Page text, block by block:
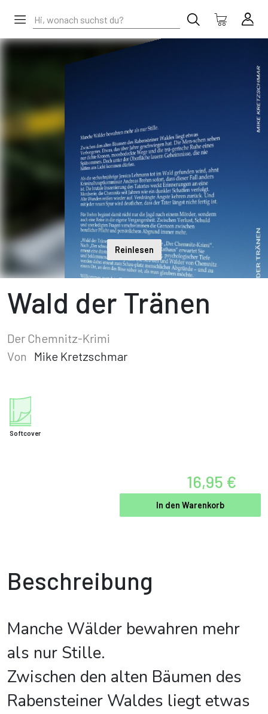
Reinlesen
Wald der Tränen
Der Chemnitz-Krimi
Von
Mike Kretzschmar
Softcover
16,95 €
In den Warenkorb
Beschreibung
Manche Wälder bewahren mehr
als nur Stille.
Zwischen den alten Bäumen des
Rabensteiner Waldes liegt etwas